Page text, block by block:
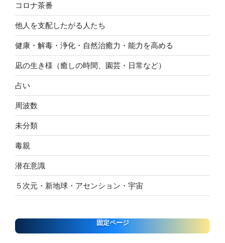
コロナ茶番
他人を支配したがる人たち
健康・解毒・浄化・自然治癒力・能力を高める
凪の生き様（癒しの時間、園芸・日常など）
占い
周波数
未分類
毒親
潜在意識
５次元・新地球・アセンション・宇宙
固定ページ